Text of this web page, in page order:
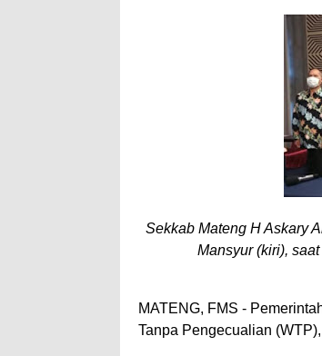
Sekkab Mateng H Askary
Mansyur (kiri),
MATENG, FMS -
Tanpa Pengecualian